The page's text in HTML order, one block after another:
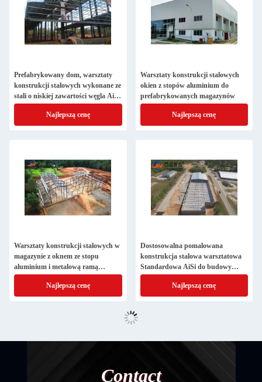
Prefabrykowany dom, warsztaty
konstrukcji stalowych wykonane ze
stali o niskiej zawartości węgla AiSi
Q235B/Q345B
Najlepszą cenę
Warsztaty konstrukcji stalowych
okien z stopów aluminium do
prefabrykowanych magazynów
Najlepszą cenę
Warsztaty konstrukcji stalowych w
magazynie z oknem ze stopu
aluminium i metalową ramą
stalową
Najlepszą cenę
Dostosowalna pomalowana
konstrukcja stalowa warsztatowa
Standardowa AiSi do budowy
magazynów
Najlepszą cenę
Contact